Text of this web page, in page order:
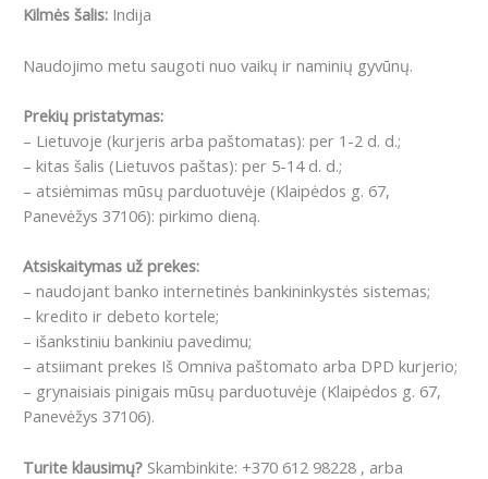
Kilmės šalis: Indija
Naudojimo metu saugoti nuo vaikų ir naminių gyvūnų.
Prekių pristatymas:
– Lietuvoje (kurjeris arba paštomatas): per 1-2 d. d.;
– kitas šalis (Lietuvos paštas): per 5-14 d. d.;
– atsiėmimas mūsų parduotuvėje (Klaipėdos g. 67,
Panevėžys 37106): pirkimo dieną.
Atsiskaitymas už prekes:
– naudojant banko internetinės bankininkystės sistemas;
– kredito ir debeto kortele;
– išankstiniu bankiniu pavedimu;
– atsiimant prekes Iš Omniva paštomato arba DPD kurjerio;
– grynaisiais pinigais mūsų parduotuvėje (Klaipėdos g. 67,
Panevėžys 37106).
Turite klausimų? Skambinkite: +370 612 98228 , arba